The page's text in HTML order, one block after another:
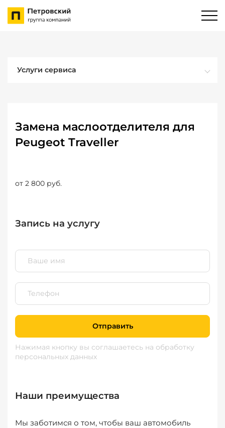
Услуги сервиса
Замена маслоотделителя для
Peugeot Traveller
от 2 800 руб.
Запись на услугу
Отправить
Нажимая кнопку вы соглашаетесь на обработку
персональных данных
Наши преимущества
Мы заботимся о том, чтобы ваш автомобиль